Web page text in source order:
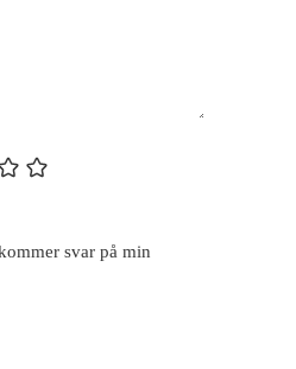
svar på min